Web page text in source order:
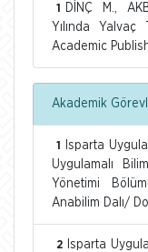
1
DİNÇ M.,
Yılında
Academic
Akademik
1
Isparta
Uygulamalı
Yönetimi
Anabilim Dalı/
2
Isparta